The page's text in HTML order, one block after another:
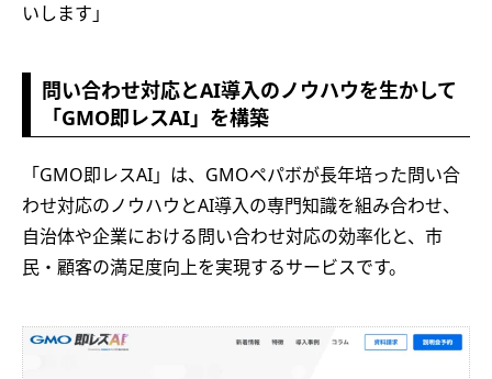
いします」
問い合わせ対応とAI導入のノウハウを生かして
「GMO即レスAI」を構築
「GMO即レスAI」は、GMOペパボが長年培った問い合
わせ対応のノウハウとAI導入の専門知識を組み合わせ、
自治体や企業における問い合わせ対応の効率化と、市
民・顧客の満足度向上を実現するサービスです。